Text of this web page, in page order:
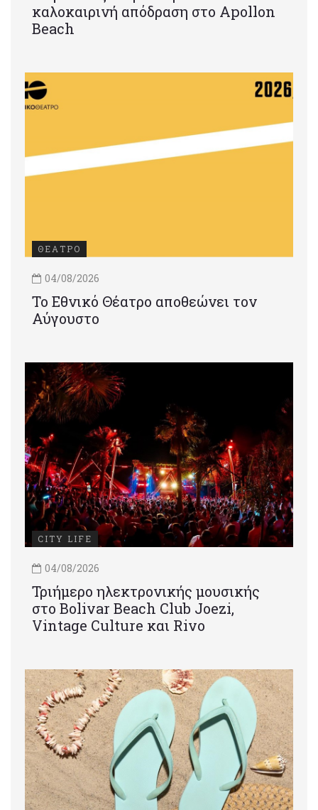
καλοκαιρινή απόδραση στο Apollon
Beach
ΘΕΑΤΡΟ
04/08/2026
Το Εθνικό Θέατρο αποθεώνει τον
Αύγουστο
CITY LIFE
04/08/2026
Τριήμερο ηλεκτρονικής μουσικής
στο Bolivar Beach Club Joezi,
Vintage Culture και Rivo